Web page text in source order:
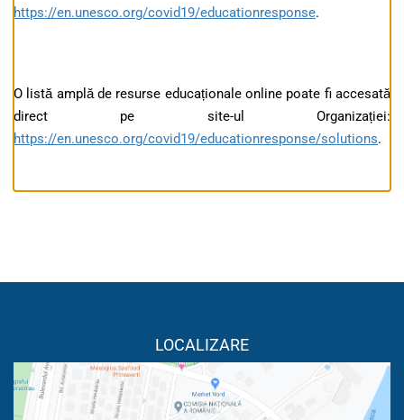
https://en.unesco.org/covid19/educationresponse.
O listă amplă de resurse educaționale online poate fi accesată
direct pe site-ul Organizației:
https://en.unesco.org/covid19/educationresponse/solutions.
LOCALIZARE